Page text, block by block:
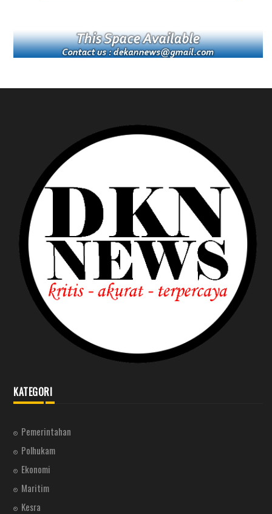
KATEGORI
Pemerintahan
Polhukam
Ekonomi
Maritim
Kesra